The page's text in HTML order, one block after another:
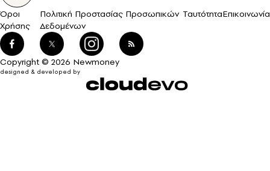
Όροι
Χρήσης
Πολιτική Προστασίας Προσωπικών
Δεδομένων
ΤαυτότηταΕπικοινωνία
Copyright © 2026 Newmoney
designed & developed by